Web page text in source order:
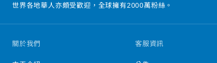
世界各地華人亦頗受歡迎，全球擁有2000萬粉絲。
關於我們 客服資訊